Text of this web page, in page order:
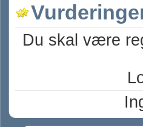
Du skal være